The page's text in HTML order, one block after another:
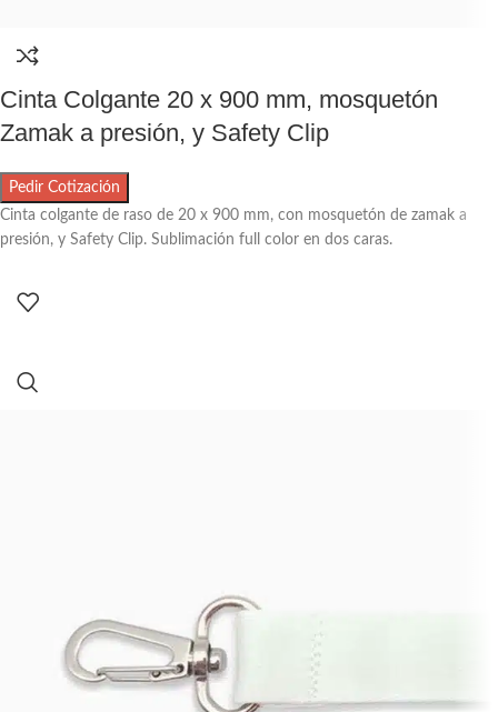
Cinta Colgante 20 x 900 mm, mosquetón
Zamak a presión, y Safety Clip
Pedir Cotización
Cinta colgante de raso de 20 x 900 mm, con mosquetón de zamak a
presión, y Safety Clip. Sublimación full color en dos caras.